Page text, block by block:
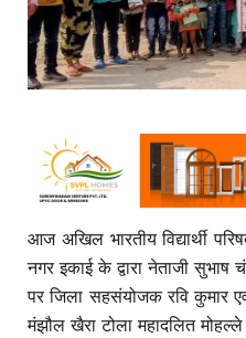
आज अखिल भारतीय विद्यार्थी
नगर इकाई के द्वारा नेताजी
पर जिला सहसंयोजक रवि कुमार
मंझौल खैरा टोला महादलित